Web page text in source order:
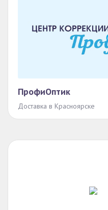
ПрофиОптик
Доставка в Красноярске